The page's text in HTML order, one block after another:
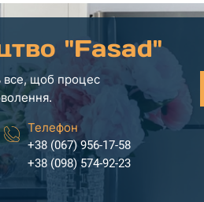
"Fasad"
все, щоб процес
Телефон
+38 (067) 956-17-58
+38 (098) 574-92-23